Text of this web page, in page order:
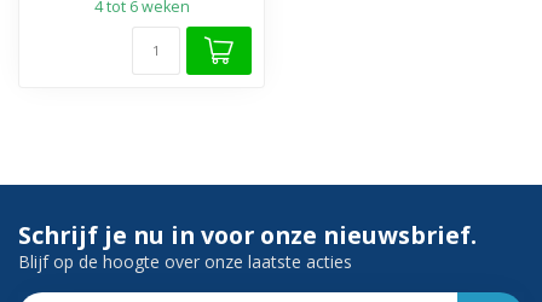
4 tot 6 weken
Schrijf je nu in voor onze nieuwsbrief.
Blijf op de hoogte over onze laatste acties